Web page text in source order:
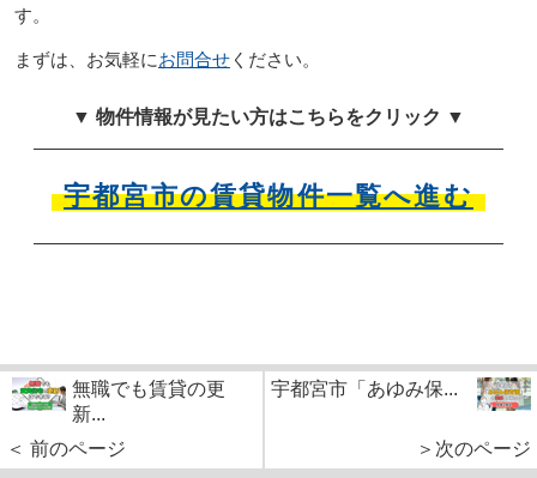
す。
まずは、お気軽にお問合せください。
▼ 物件情報が見たい方はこちらをクリック ▼
宇都宮市の賃貸物件一覧へ進む
無職でも賃貸の更
新...
＜ 前のページ
宇都宮市「あゆみ保...
＞次のページ